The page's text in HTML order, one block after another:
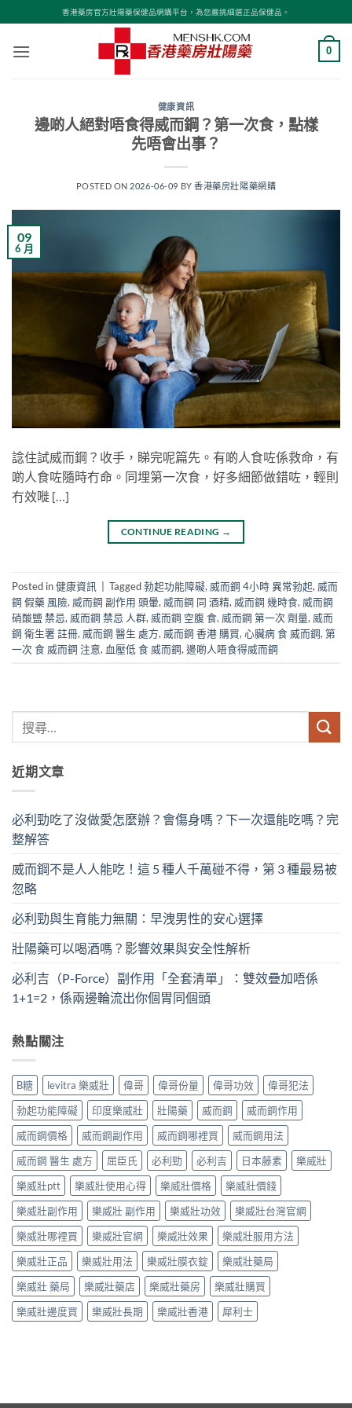
to
content
香港藥房官方壯陽藥保健品網購平台，為您嚴挑細選正品保健品。
0
健康資訊
邊啲人絕對唔食得威而鋼？第一次食，點樣
先唔會出事？
POSTED ON 2026-06-09 BY香港藥房壯陽藥網購
09
6 月
諗住試威而鋼？收手，睇完呢篇先。有啲人食咗係救命，有
啲人食咗隨時冇命。同埋第一次食，好多細節做錯咗，輕則
冇效嘥 […]
CONTINUE READING →
Posted in健康資訊 Tagged勃起功能障礙, 威而鋼 4小時 異常勃起, 威而
鋼 假藥 風險, 威而鋼 副作用 頭暈, 威而鋼 同 酒精, 威而鋼 幾時食, 威而鋼
硝酸鹽 禁忌, 威而鋼 禁忌 人群, 威而鋼 空腹 食, 威而鋼 第一次 劑量, 威而
鋼 衛生署 註冊, 威而鋼 醫生 處方, 威而鋼 香港 購買, 心臟病 食 威而鋼, 第
一次 食 威而鋼 注意, 血壓低 食 威而鋼, 邊啲人唔食得威而鋼
近期文章
必利勁吃了沒做愛怎麼辦？會傷身嗎？下一次還能吃嗎？完
整解答
威而鋼不是人人能吃！這 5 種人千萬碰不得，第 3 種最易被
忽略
必利勁與生育能力無關：早洩男性的安心選擇
壯陽藥可以喝酒嗎？影響效果與安全性解析
必利吉（P-Force）副作用「全套清單」：雙效疊加唔係
1+1=2，係兩邊輪流出你個胃同個頭
熱點關注
B糖 levitra 樂威壯 偉哥 偉哥份量 偉哥功效
偉哥犯法
勃起功能障礙
印度樂威壯 壯陽藥 威而鋼
威而鋼作用
威而鋼價格
威而鋼副作用 威而鋼哪裡買
威而鋼用法
威而鋼 醫生 處方
屈臣氏 必利勁 必利吉 日本藤素
樂威壯
樂威壯ptt
樂威壯使用心得 樂威壯價格
樂威壯價錢
樂威壯副作用
樂威壯 副作用 樂威壯功效
樂威壯台灣官網
樂威壯哪裡買
樂威壯官網 樂威壯效果
樂威壯服用方法
樂威壯正品
樂威壯用法 樂威壯膜衣錠
樂威壯藥局
樂威壯 藥局
樂威壯藥店 樂威壯藥房
樂威壯購買
樂威壯邊度買
樂威壯長期 樂威壯香港 犀利士